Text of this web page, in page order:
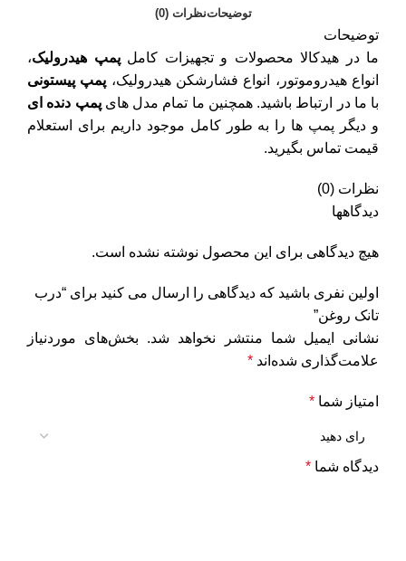
توضیحاتنظرات (0)
توضیحات
ما در هیدکالا محصولات و تجهیزات کاملپمپ هیدرولیک،
انواع هیدروموتور، انواع فشارشکن هیدرولیک، پمپ پیستونی
با ما در ارتباط باشید. همچنین ما تمام مدل هایپمپ دنده ای
و دیگر پمپ ها را به طور کامل موجود داریم برای استعلام
قیمت تماس بگیرید.
نظرات (0)
دیدگاهها
هیچ دیدگاهی برای این محصول نوشته نشده است.
اولین نفری باشید که دیدگاهی را ارسال می کنید برای “درب
تانک روغن”
نشانی ایمیل شما منتشر نخواهد شد.
بخش‌های موردنیاز
علامت‌گذاری شده‌اند *
امتیاز شما *
دیدگاه شما *